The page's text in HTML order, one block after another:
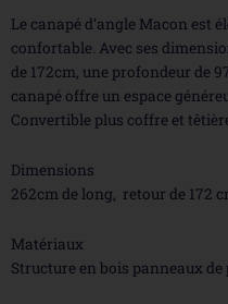
Le canapé d’angle Macon est
confortable. Avec ses
de 172cm, une profondeur de
canapé offre un espace
Convertible plus coffre et
Dimensions
262cm de long, retour de 172
Matériaux
Structure en bois panneaux de